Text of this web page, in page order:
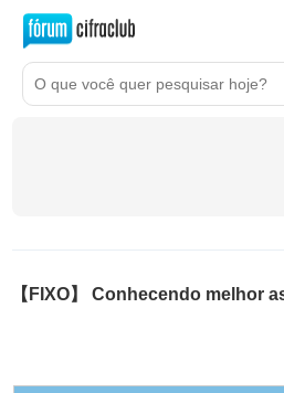
【FIXO】 Conhecendo melhor